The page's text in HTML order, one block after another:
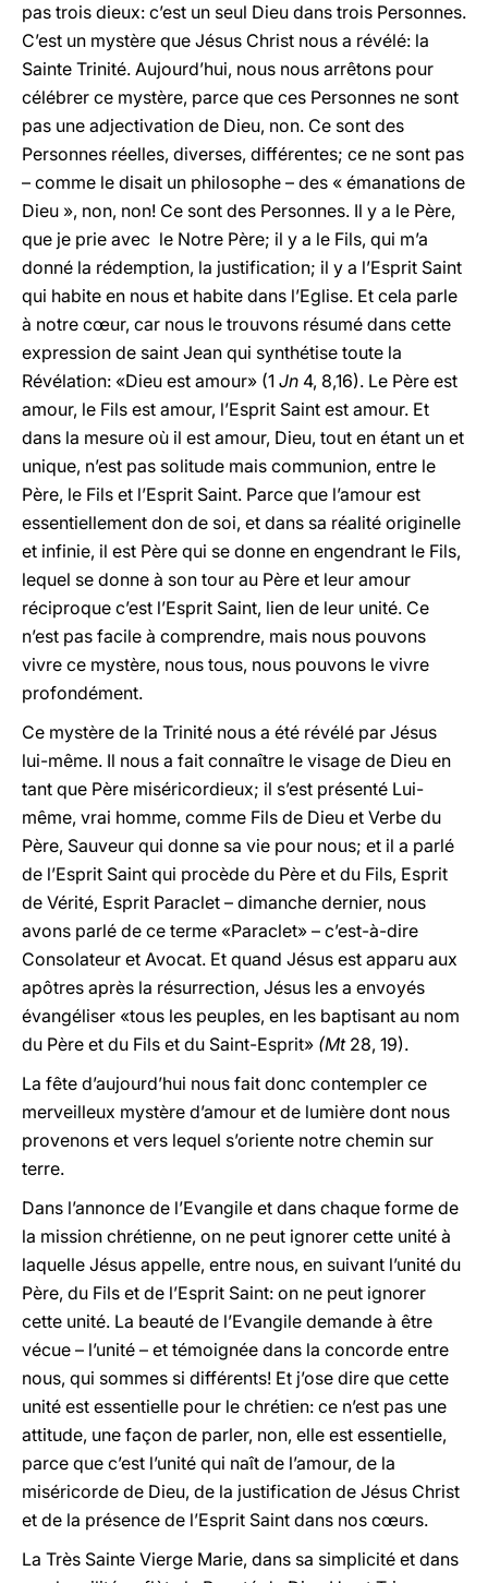
pas trois dieux: c’est un seul Dieu dans trois Personnes.
C’est un mystère que Jésus Christ nous a révélé: la
Sainte Trinité. Aujourd’hui, nous nous arrêtons pour
célébrer ce mystère, parce que ces Personnes ne sont
pas une adjectivation de Dieu, non. Ce sont des
Personnes réelles, diverses, différentes; ce ne sont pas
– comme le disait un philosophe – des « émanations de
Dieu », non, non! Ce sont des Personnes. Il y a le Père,
que je prie avec le Notre Père; il y a le Fils, qui m’a
donné la rédemption, la justification; il y a l’Esprit Saint
qui habite en nous et habite dans l’Eglise. Et cela parle
à notre cœur, car nous le trouvons résumé dans cette
expression de saint Jean qui synthétise toute la
Révélation: «Dieu est amour» (1 Jn 4, 8,16). Le Père est
amour, le Fils est amour, l’Esprit Saint est amour. Et
dans la mesure où il est amour, Dieu, tout en étant un et
unique, n’est pas solitude mais communion, entre le
Père, le Fils et l’Esprit Saint. Parce que l’amour est
essentiellement don de soi, et dans sa réalité originelle
et infinie, il est Père qui se donne en engendrant le Fils,
lequel se donne à son tour au Père et leur amour
réciproque c’est l’Esprit Saint, lien de leur unité. Ce
n’est pas facile à comprendre, mais nous pouvons
vivre ce mystère, nous tous, nous pouvons le vivre
profondément.
Ce mystère de la Trinité nous a été révélé par Jésus
lui-même. Il nous a fait connaître le visage de Dieu en
tant que Père miséricordieux; il s’est présenté Lui-
même, vrai homme, comme Fils de Dieu et Verbe du
Père, Sauveur qui donne sa vie pour nous; et il a parlé
de l’Esprit Saint qui procède du Père et du Fils, Esprit
de Vérité, Esprit Paraclet – dimanche dernier, nous
avons parlé de ce terme «Paraclet» – c’est-à-dire
Consolateur et Avocat. Et quand Jésus est apparu aux
apôtres après la résurrection, Jésus les a envoyés
évangéliser «tous les peuples, en les baptisant au nom
du Père et du Fils et du Saint-Esprit» (Mt28, 19).
La fête d’aujourd’hui nous fait donc contempler ce
merveilleux mystère d’amour et de lumière dont nous
provenons et vers lequel s’oriente notre chemin sur
terre.
Dans l’annonce de l’Evangile et dans chaque forme de
la mission chrétienne, on ne peut ignorer cette unité à
laquelle Jésus appelle, entre nous, en suivant l’unité du
Père, du Fils et de l’Esprit Saint: on ne peut ignorer
cette unité. La beauté de l’Evangile demande à être
vécue – l’unité – et témoignée dans la concorde entre
nous, qui sommes si différents! Et j’ose dire que cette
unité est essentielle pour le chrétien: ce n’est pas une
attitude, une façon de parler, non, elle est essentielle,
parce que c’est l’unité qui naît de l’amour, de la
miséricorde de Dieu, de la justification de Jésus Christ
et de la présence de l’Esprit Saint dans nos cœurs.
La Très Sainte Vierge Marie, dans sa simplicité et dans